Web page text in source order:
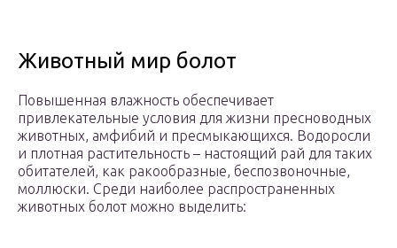
Животный мир болот
Повышенная влажность обеспечивает
привлекательные условия для жизни пресноводных
животных, амфибий и пресмыкающихся. Водоросли
и плотная растительность – настоящий рай для таких
обитателей, как ракообразные, беспозвоночные,
моллюски. Среди наиболее распространенных
животных болот можно выделить: